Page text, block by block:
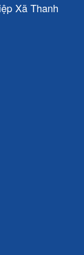
Xã Thanh